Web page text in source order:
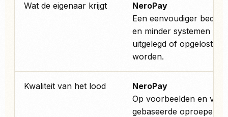
Wat de eigenaar krijgt
NeroPay
Een eenvoudiger
en minder systemen die
uitgelegd of opgelost
worden.
Kwaliteit van het lood
NeroPay
Op voorbeelden en
gebaseerde oproepen